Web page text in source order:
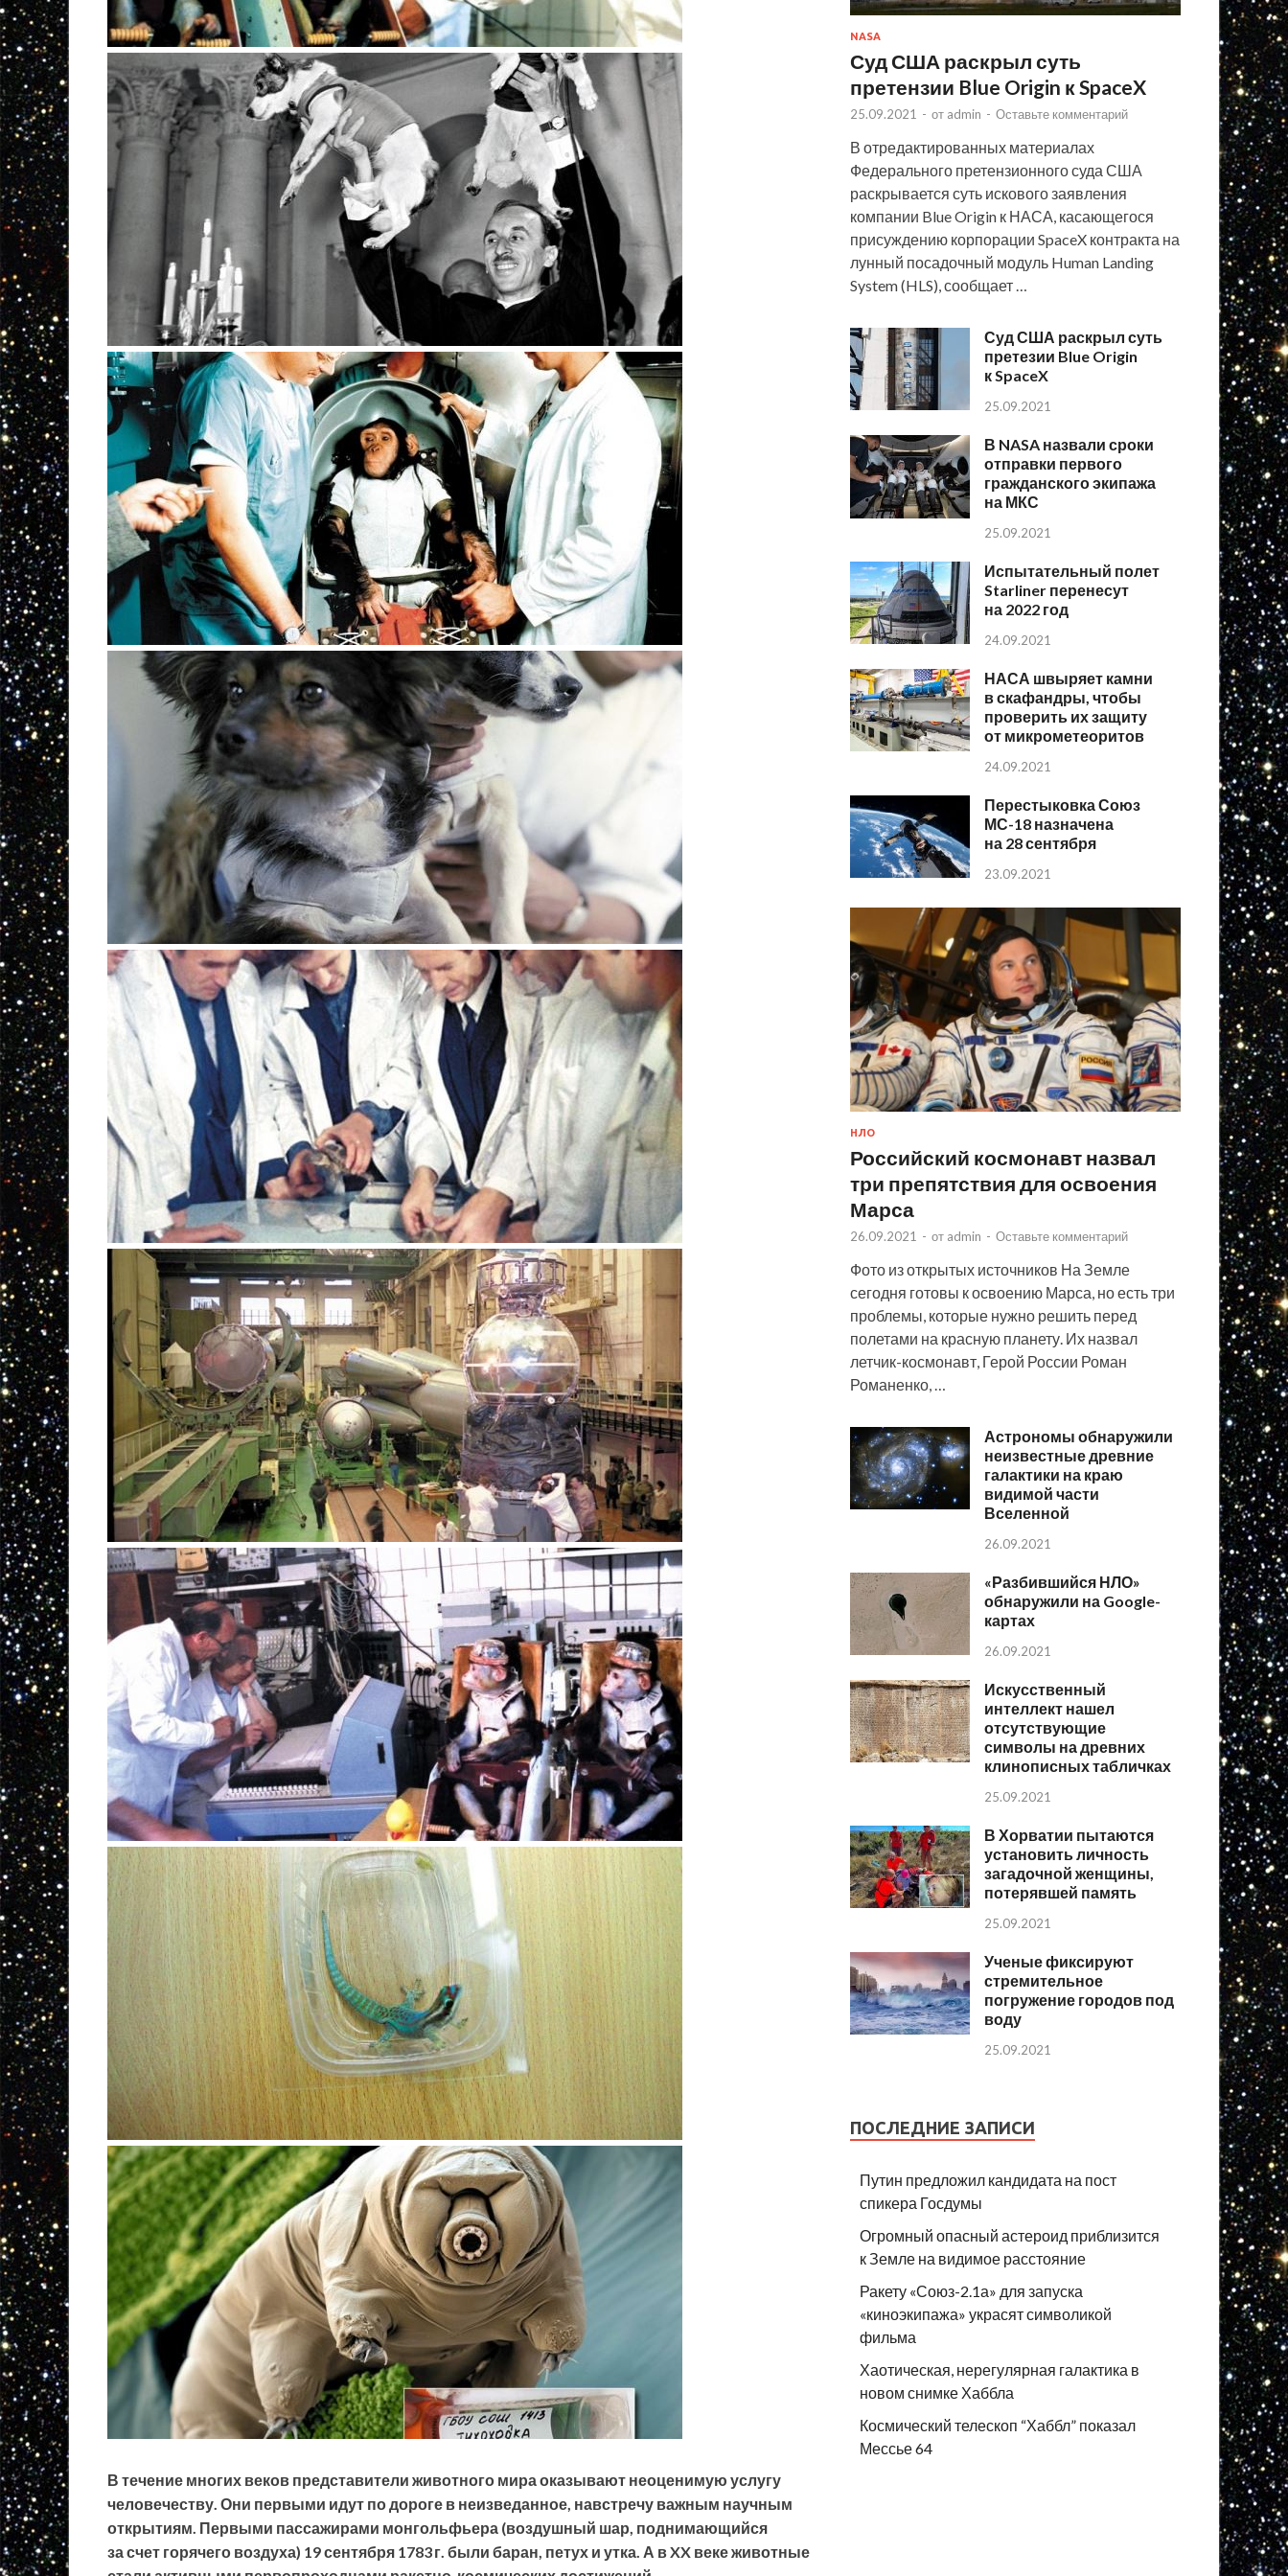
В течение многих веков представители животного мира оказывают неоценимую услугу
человечеству. Они первыми идут по дороге в неизведанное, навстречу важным научным
открытиям. Первыми пассажирами монгольфьера (воздушный шар, поднимающийся
за счет горячего воздуха) 19 сентября 1783 г. были баран, петух и утка. А в XX веке животные
NASA
Суд США раскрыл суть
претензии Blue Origin к SpaceX
25.09.2021 - от admin - Оставьте комментарий
В отредактированных материалах
Федерального претензионного суда США
раскрывается суть искового заявления
компании Blue Origin к НАСА, касающегося
присуждению корпорации SpaceX контракта на
лунный посадочный модуль Human Landing
System (HLS), сообщает …
Суд США раскрыл суть
претезии Blue Origin
к SpaceX
25.09.2021
В NASA назвали сроки
отправки первого
гражданского экипажа
на МКС
25.09.2021
Испытательный полет
Starliner перенесут
на 2022 год
24.09.2021
НАСА швыряет камни
в скафандры, чтобы
проверить их защиту
от микрометеоритов
24.09.2021
Перестыковка Союз
МС-18 назначена
на 28 сентября
23.09.2021
НЛО
Российский космонавт назвал
три препятствия для освоения
Марса
26.09.2021 - от admin - Оставьте комментарий
Фото из открытых источников На Земле
сегодня готовы к освоению Марса, но есть три
проблемы, которые нужно решить перед
полетами на красную планету. Их назвал
летчик-космонавт, Герой России Роман
Романенко, …
Астрономы обнаружили
неизвестные древние
галактики на краю
видимой части
Вселенной
26.09.2021
«Разбившийся НЛО»
обнаружили на Google-
картах
26.09.2021
Искусственный
интеллект нашел
отсутствующие
символы на древних
клинописных табличках
25.09.2021
В Хорватии пытаются
установить личность
загадочной женщины,
потерявшей память
25.09.2021
Ученые фиксируют
стремительное
погружение городов под
воду
25.09.2021
ПОСЛЕДНИЕ ЗАПИСИ
Путин предложил кандидата на пост
спикера Госдумы
Огромный опасный астероид приблизится
к Земле на видимое расстояние
Ракету «Союз-2.1а» для запуска
«киноэкипажа» украсят символикой
фильма
Хаотическая, нерегулярная галактика в
новом снимке Хаббла
Космический телескоп “Хаббл” показал
Мессье 64